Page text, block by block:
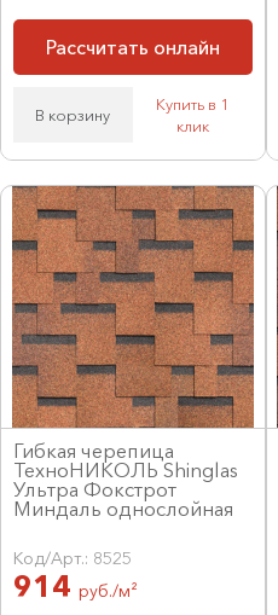
Рассчитать онлайн
В корзину
Купить в 1
клик
Гибкая черепица
ТехноНИКОЛЬ Shinglas
Ультра Фокстрот
Миндаль однослойная
Код/Арт.: 8525
914 руб./м²